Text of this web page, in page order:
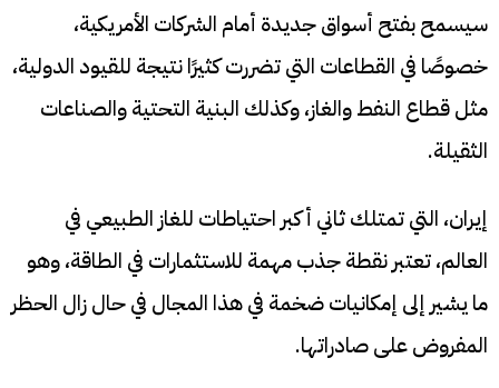
سيسمح بفتح أسواق جديدة أمام الشركات الأمريكية،
خصوصًا في القطاعات التي تضررت كثيرًا نتيجة للقيود الدولية،
مثل قطاع النفط والغاز، وكذلك البنية التحتية والصناعات
الثقيلة.
إيران، التي تمتلك ثاني أكبر احتياطات للغاز الطبيعي في
العالم، تعتبر نقطة جذب مهمة للاستثمارات في الطاقة، وهو
ما يشير إلى إمكانيات ضخمة في هذا المجال في حال زال الحظر
المفروض على صادراتها.